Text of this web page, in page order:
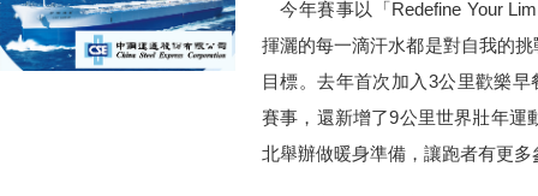
今年賽事以「Redefine Your
揮灑的每一滴汗水都是對自我的
目標。去年首次加入3公里歡樂
賽事，還新增了9公里世界壯年運
北舉辦做暖身準備，讓跑者有更